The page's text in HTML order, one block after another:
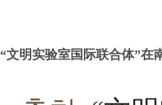
明实验室国际联合体”在